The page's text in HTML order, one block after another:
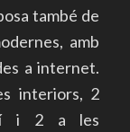
també de
amb
a internet.
interiors, 2
i 2 a les